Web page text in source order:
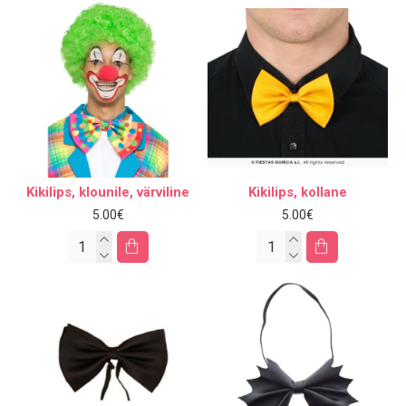
Kikilips, klounile, värviline
5.00€
Kikilips, kollane
5.00€